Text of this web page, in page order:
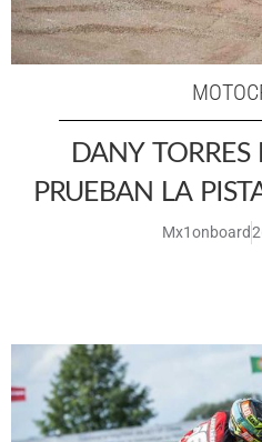
DANY
PRUEBAN LA
Mx1onboard